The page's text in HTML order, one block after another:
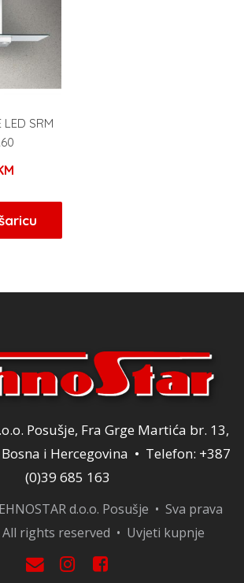
SRM
Posušje, Fra Grge Martića br. 13,
i Hercegovina • Telefon: +387
(0)39 685 163
d.o.o. Posušje • Sva prava
rights reserved • Uvjeti kupnje